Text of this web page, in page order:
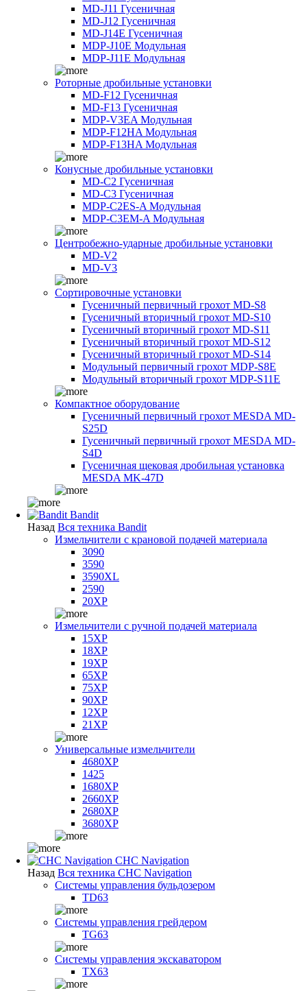
MD-J11 Гусеничная
MD-J12 Гусеничная
MD-J14E Гусеничная
MDP-J10E Модульная
MDP-J11E Модульная
Роторные дробильные установки
MD-F12 Гусеничная
MD-F13 Гусеничная
MDP-V3EA Модульная
MDP-F12HA Модульная
MDP-F13HA Модульная
Конусные дробильные установки
MD-C2 Гусеничная
MD-C3 Гусеничная
MDP-C2ES-A Модульная
MDP-C3EM-A Модульная
Центробежно-ударные дробильные установки
MD-V2
MD-V3
Сортировочные установки
Гусеничный первичный грохот MD-S8
Гусеничный вторичный грохот MD-S10
Гусеничный вторичный грохот MD-S11
Гусеничный вторичный грохот MD-S12
Гусеничный вторичный грохот MD-S14
Модульный первичный грохот MDP-S8E
Модульный вторичный грохот MDP-S11E
Компактное оборудование
Гусеничный первичный грохот MESDA MD-
S25D
Гусеничный первичный грохот MESDA MD-
S4D
Гусеничная щековая дробильная установка
MESDA MK-47D
Bandit
Назад Вся техника Bandit
Измельчители с крановой подачей материала
3090
3590
3590XL
2590
20XP
Измельчители с ручной подачей материала
15XP
18XP
19XP
65XP
75XP
90XP
12XP
21XP
Универсальные измельчители
4680XP
1425
1680XP
2660XP
2680XP
3680XP
CHC Navigation
Назад Вся техника CHC Navigation
Системы управления бульдозером
TD63
Системы управления грейдером
TG63
Системы управления экскаватором
TX63